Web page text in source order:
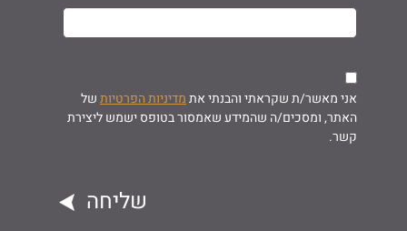
אני מאשר/ת שקראתי והבנתי אתמדיניות הפרטיותשל
האתר, ומסכים/ה שהמידע שאמסור בטופס ישמש ליצירת
קשר.